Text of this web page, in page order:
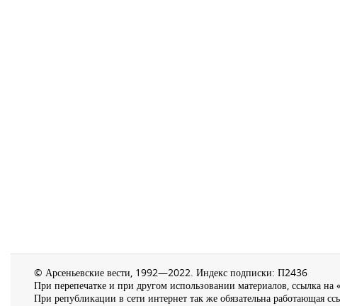
© Арсеньевские вести, 1992—2022. Индекс подписки: П2436
При перепечатке и при другом использовании материалов, ссылка на
При републикации в сети интернет так же обязательна работающая